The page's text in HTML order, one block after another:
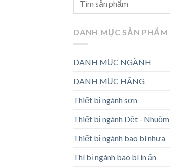
DANH MỤC SẢN PHẨM
DANH MỤC NGÀNH
DANH MỤC HÃNG
Thiết bị ngành sơn
Thiết bị ngành Dệt - Nhuộm
Thiết bị ngành bao bì nhựa
Thí bị ngành bao bì in ấn